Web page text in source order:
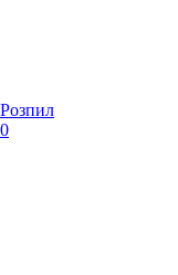
Розпил
0